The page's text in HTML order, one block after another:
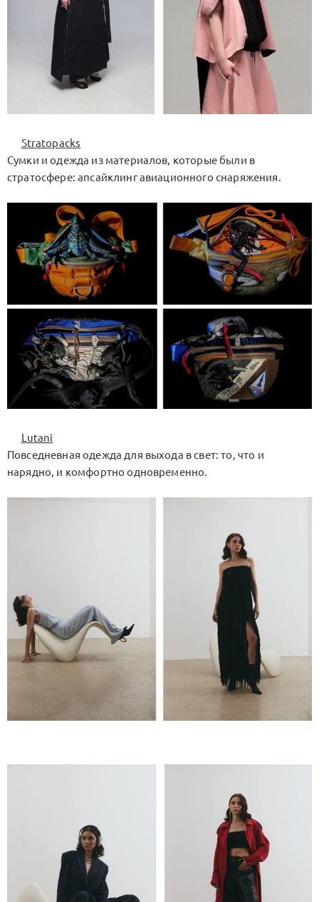
Stratopacks
Сумки и одежда из материалов, которые были в
стратосфере: апсайклинг авиационного снаряжения.
Lutani
Повседневная одежда для выхода в свет: то, что и
нарядно, и комфортно одновременно.